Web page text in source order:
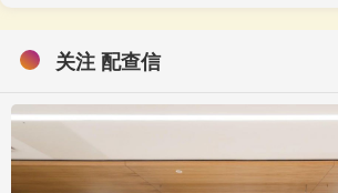
关注 配查信